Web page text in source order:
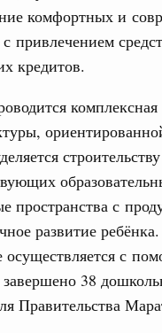
комфортных и
с привлечением
кредитов.
пространства с
развитие
осуществляется с
завершено 38
Правительства
строительства
праздник
Вчера
перечень
от НДФЛ